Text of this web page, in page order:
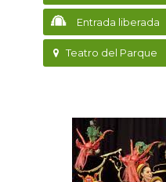
Entrada liberada
Teatro del Parque